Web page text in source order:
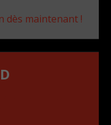
dès maintenant !